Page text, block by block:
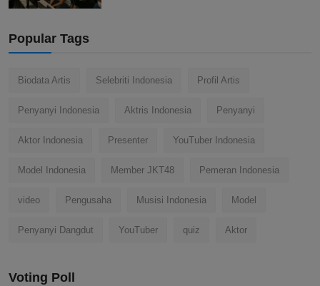
Popular Tags
Biodata Artis Selebriti Indonesia Profil Artis
Penyanyi Indonesia Aktris Indonesia Penyanyi
Aktor Indonesia Presenter YouTuber Indonesia
Model Indonesia Member JKT48 Pemeran Indonesia
video Pengusaha Musisi Indonesia Model
Penyanyi Dangdut YouTuber quiz Aktor
Voting Poll